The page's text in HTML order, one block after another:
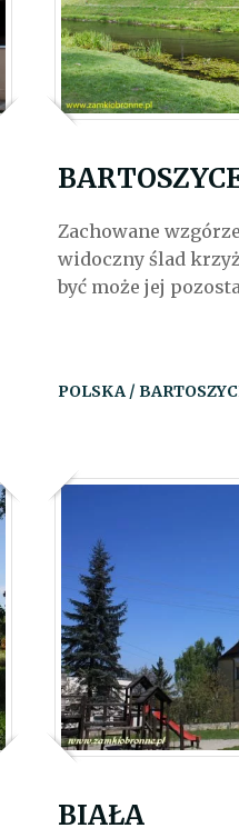
Zachowane
widoczny ślad
być może jej
POLSKA /
BIAŁA